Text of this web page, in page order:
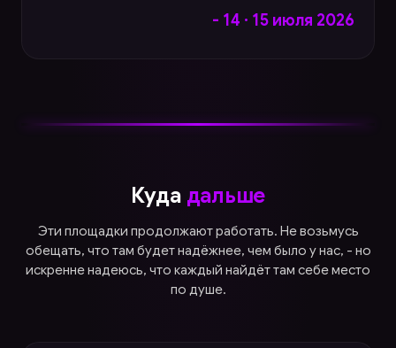
- 14 · 15 июля 2026
Куда дальше
Эти площадки продолжают работать. Не возьмусь
обещать, что там будет надёжнее, чем было у нас, - но
искренне надеюсь, что каждый найдёт там себе место
по душе.